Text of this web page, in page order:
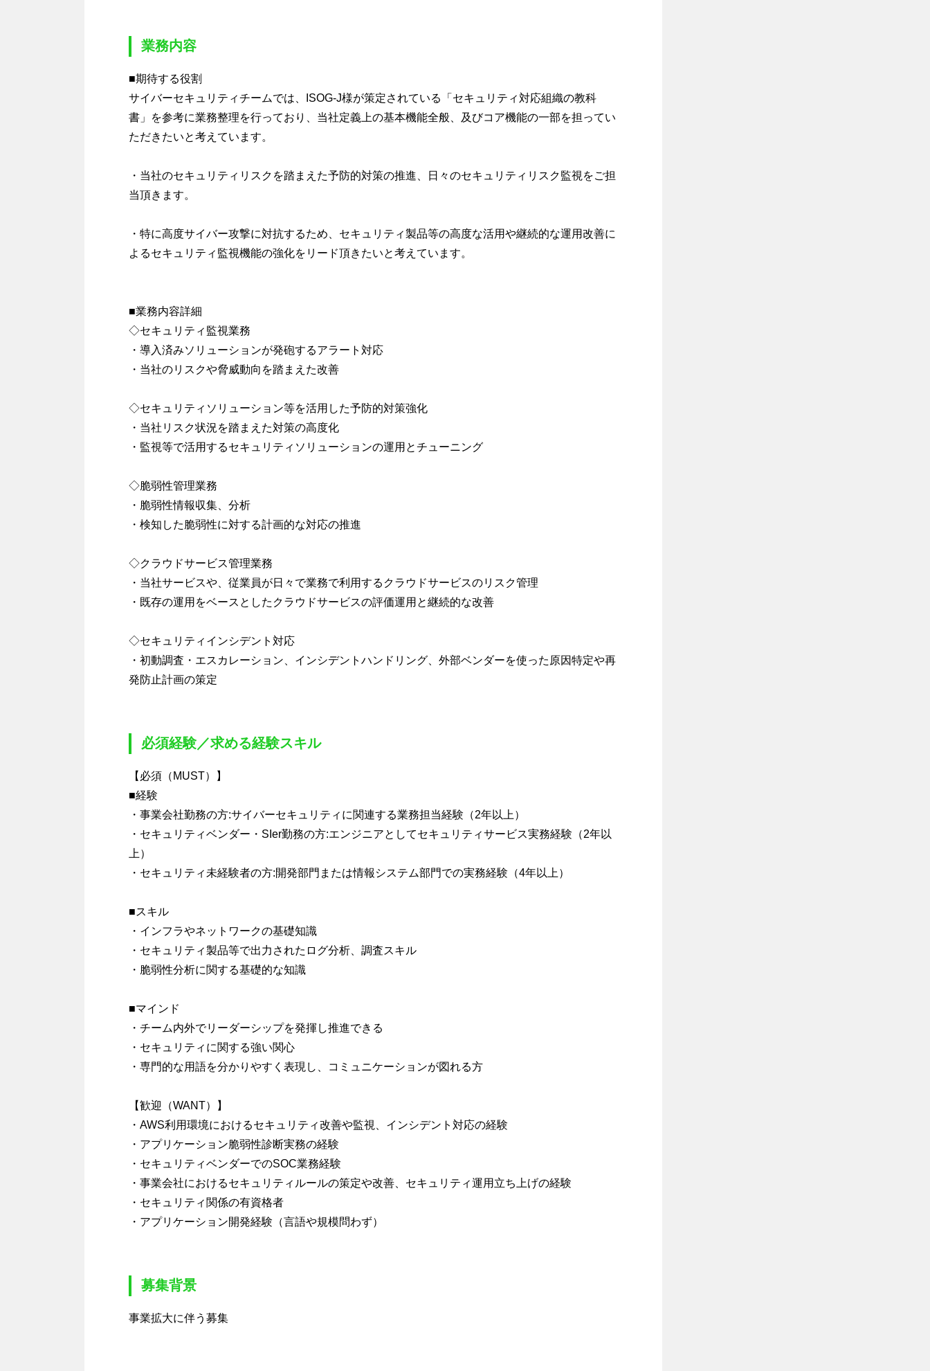
業務内容
■期待する役割
サイバーセキュリティチームでは、ISOG-J様が策定されている「セキュリティ対応組織の教科
書」を参考に業務整理を行っており、当社定義上の基本機能全般、及びコア機能の一部を担ってい
ただきたいと考えています。
・当社のセキュリティリスクを踏まえた予防的対策の推進、日々のセキュリティリスク監視をご担
当頂きます。
・特に高度サイバー攻撃に対抗するため、セキュリティ製品等の高度な活用や継続的な運用改善に
よるセキュリティ監視機能の強化をリード頂きたいと考えています。
■業務内容詳細
◇セキュリティ監視業務
・導入済みソリューションが発砲するアラート対応
・当社のリスクや脅威動向を踏まえた改善
◇セキュリティソリューション等を活用した予防的対策強化
・当社リスク状況を踏まえた対策の高度化
・監視等で活用するセキュリティソリューションの運用とチューニング
◇脆弱性管理業務
・脆弱性情報収集、分析
・検知した脆弱性に対する計画的な対応の推進
◇クラウドサービス管理業務
・当社サービスや、従業員が日々で業務で利用するクラウドサービスのリスク管理
・既存の運用をベースとしたクラウドサービスの評価運用と継続的な改善
◇セキュリティインシデント対応
・初動調査・エスカレーション、インシデントハンドリング、外部ベンダーを使った原因特定や再
発防止計画の策定
必須経験／求める経験スキル
【必須（MUST）】
■経験
・事業会社勤務の方:サイバーセキュリティに関連する業務担当経験（2年以上）
・セキュリティベンダー・SIer勤務の方:エンジニアとしてセキュリティサービス実務経験（2年以
上）
・セキュリティ未経験者の方:開発部門または情報システム部門での実務経験（4年以上）
■スキル
・インフラやネットワークの基礎知識
・セキュリティ製品等で出力されたログ分析、調査スキル
・脆弱性分析に関する基礎的な知識
■マインド
・チーム内外でリーダーシップを発揮し推進できる
・セキュリティに関する強い関心
・専門的な用語を分かりやすく表現し、コミュニケーションが図れる方
【歓迎（WANT）】
・AWS利用環境におけるセキュリティ改善や監視、インシデント対応の経験
・アプリケーション脆弱性診断実務の経験
・セキュリティベンダーでのSOC業務経験
・事業会社におけるセキュリティルールの策定や改善、セキュリティ運用立ち上げの経験
・セキュリティ関係の有資格者
・アプリケーション開発経験（言語や規模問わず）
募集背景
事業拡大に伴う募集